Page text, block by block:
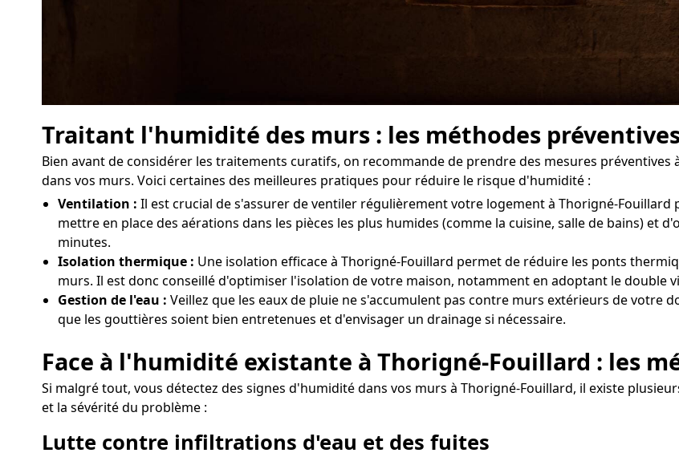
Traitant l'humidité des murs : les méthodes
Bien avant de considérer les traitements curatifs, on recommande de prendre des mesures
dans vos murs. Voici certaines des meilleures pratiques pour réduire le risque d'humidité :
Ventilation : Il est crucial de s'assurer de ventiler régulièrement votre logement à Thorigné-
mettre en place des aérations dans les pièces les plus humides (comme la cuisine, salle de bains) et
minutes.
Isolation thermique : Une isolation efficace à Thorigné-Fouillard permet de réduire les ponts
murs. Il est donc conseillé d'optimiser l'isolation de votre maison, notamment en adoptant le double
Gestion de l'eau : Veillez que les eaux de pluie ne s'accumulent pas contre murs extérieurs de votre
que les gouttières soient bien entretenues et d'envisager un drainage si nécessaire.
Face à l'humidité existante à Thorigné-Fouillard : les
Si malgré tout, vous détectez des signes d'humidité dans vos murs à Thorigné-Fouillard, il existe
et la sévérité du problème :
Lutte contre infiltrations d'eau et des fuites